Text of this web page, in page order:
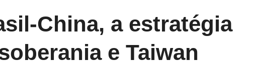
China, a estratégia
e Taiwan